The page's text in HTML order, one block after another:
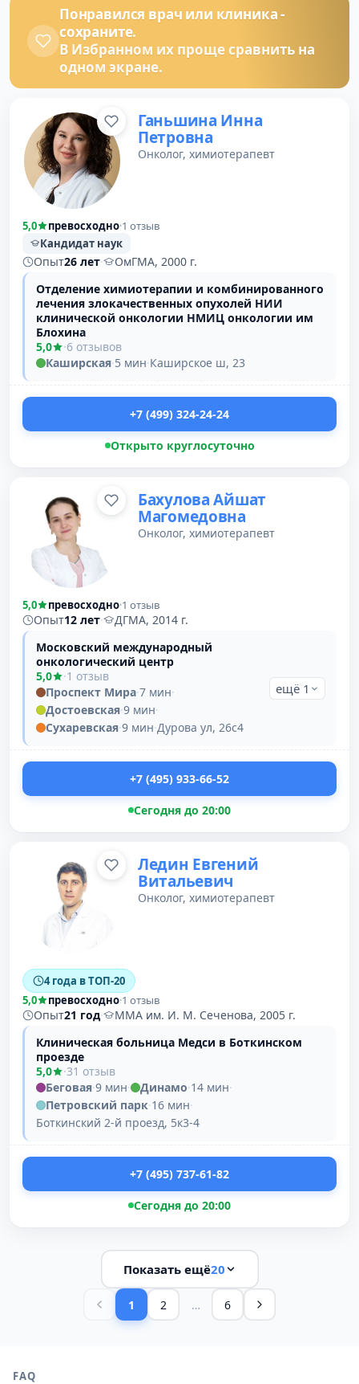
Понравился врач или клиника -
сохраните.
В Избранном их проще сравнить на
одном экране.
Ганьшина Инна
Петровна
Онколог, химиотерапевт
5,0 превосходно·1 отзыв
Кандидат наук
Опыт26 лет·
ОмГМА, 2000 г.
Отделение химиотерапии и комбинированного
лечения злокачественных опухолей НИИ
клинической онкологии НМИЦ онкологии им
Блохина
5,0
·6 отзывов
Каширская·5 мин·Каширское ш, 23
+7 (499) 324-24-24
Открыто круглосуточно
Бахулова Айшат
Магомедовна
Онколог, химиотерапевт
5,0 превосходно·1 отзыв
Опыт12 лет·
ДГМА, 2014 г.
Московский международный
онкологический центр
5,0
·1 отзыв
Проспект Мира·7 мин·
Достоевская·9 мин·
Сухаревская·9 мин·Дурова ул, 26с4
ещё 1
+7 (495) 933-66-52
Сегодня до 20:00
Ледин Евгений
Витальевич
Онколог, химиотерапевт
4 года в ТОП-20
5,0
превосходно·1 отзыв
Опыт21 год·
ММА им. И. М. Сеченова, 2005 г.
Клиническая больница Медси в Боткинском
проезде
5,0
·31 отзыв
Беговая·9 мин· Динамо·14 мин·
Петровский парк·16 мин·
Боткинский 2-й проезд, 5к3-4
+7 (495) 737-61-82
Сегодня до 20:00
Показать ещё20
1 2 … 6
FAQ